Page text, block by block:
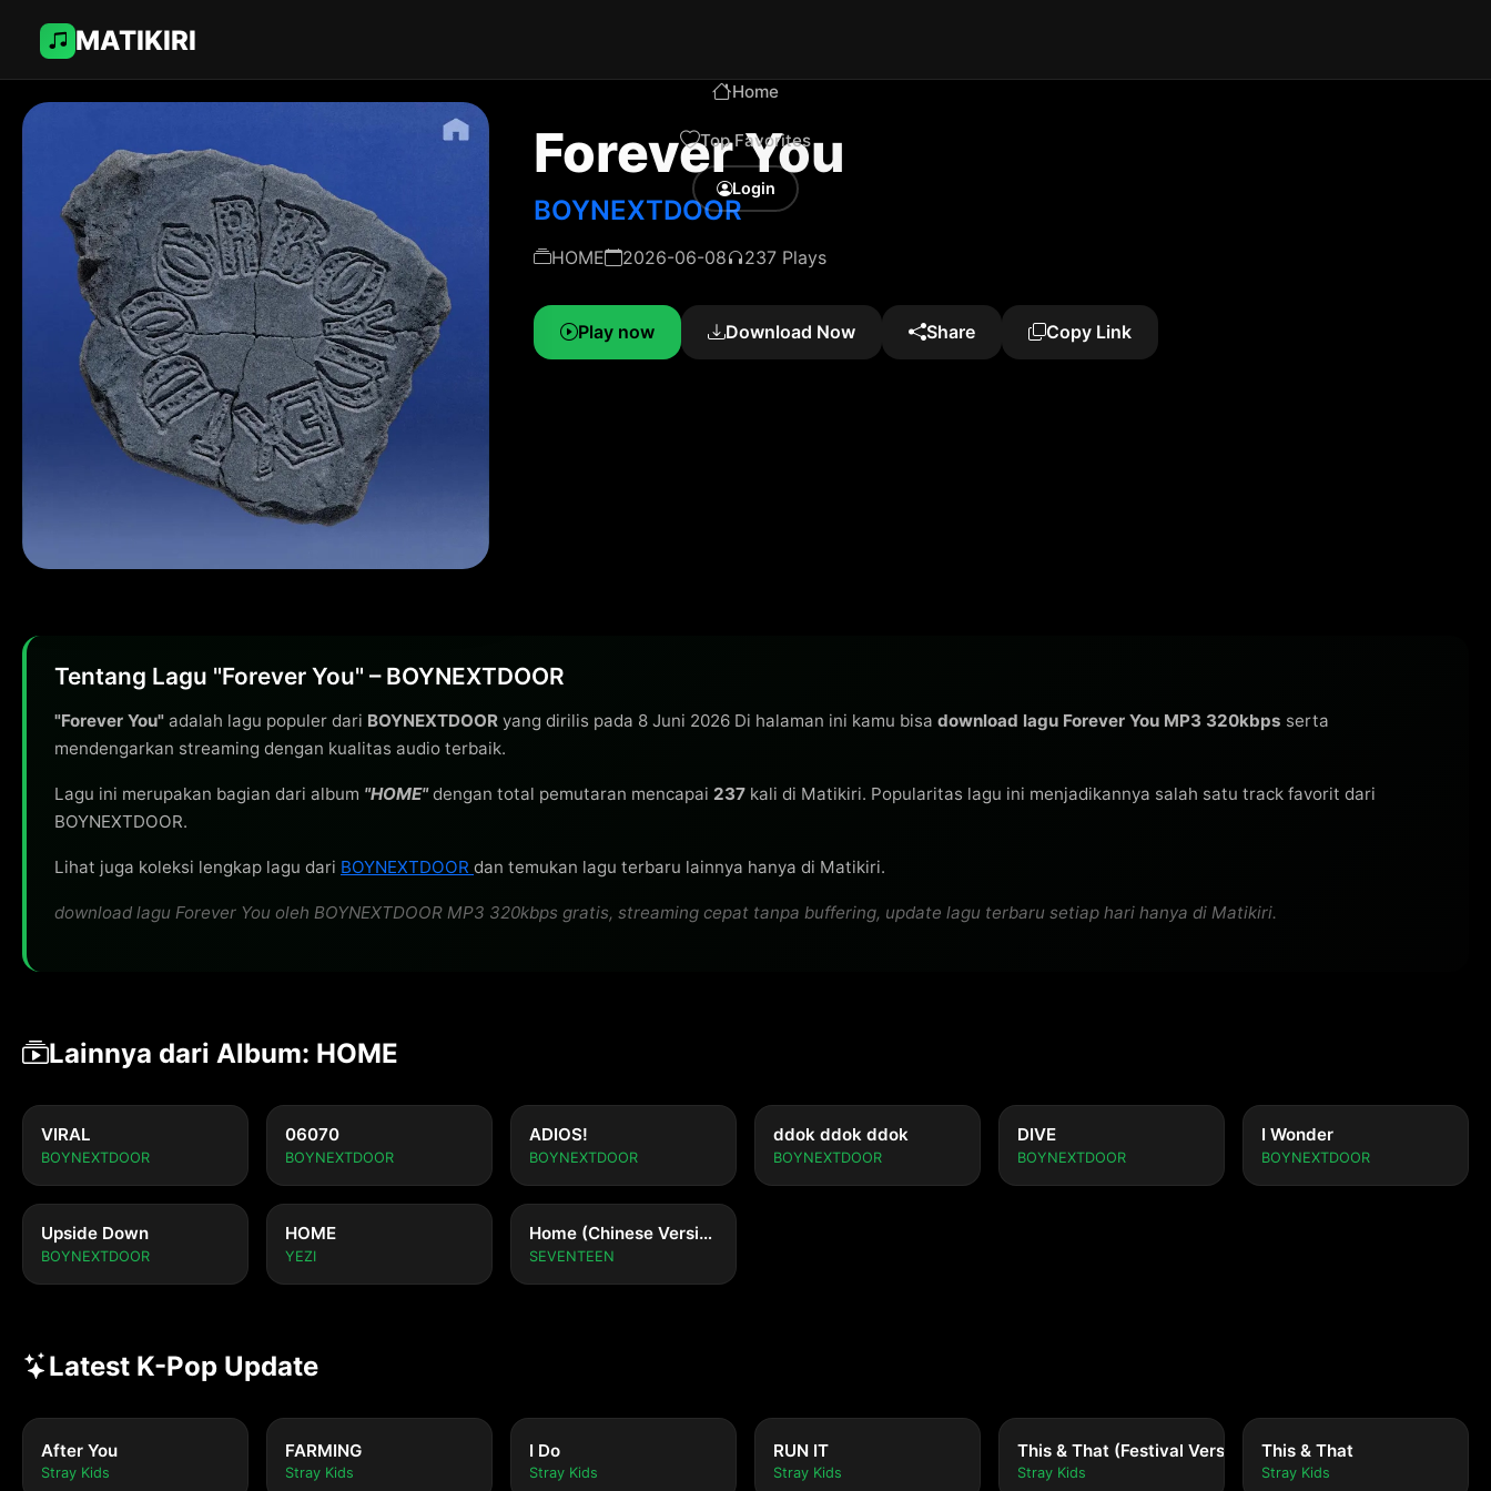
MATIKIRI
Home
Top Favorites
Login
Forever You
BOYNEXTDOOR
HOME 2026-06-08 237 Plays
Play now Download Now Share Copy Link
Tentang Lagu "Forever You" – BOYNEXTDOOR
"Forever You" adalah lagu populer dari BOYNEXTDOOR yang dirilis pada 8 Juni 2026 Di halaman ini kamu bisa download lagu Forever You MP3 320kbps serta
mendengarkan streaming dengan kualitas audio terbaik.
Lagu ini merupakan bagian dari album "HOME"dengan total pemutaran mencapai 237 kali di Matikiri. Popularitas lagu ini menjadikannya salah satu track favorit dari
BOYNEXTDOOR.
Lihat juga koleksi lengkap lagu dari BOYNEXTDOOR dan temukan lagu terbaru lainnya hanya di Matikiri.
download lagu Forever You oleh BOYNEXTDOOR MP3 320kbps gratis, streaming cepat tanpa buffering, update lagu terbaru setiap hari hanya di Matikiri.
Lainnya dari Album: HOME
VIRAL
BOYNEXTDOOR
06070
BOYNEXTDOOR
ADIOS!
BOYNEXTDOOR
ddok ddok ddok
BOYNEXTDOOR
DIVE
BOYNEXTDOOR
I Wonder
BOYNEXTDOOR
Upside Down
BOYNEXTDOOR
HOME
YEZI
Home (Chinese Version)
SEVENTEEN
Latest K-Pop Update
After You
Stray Kids
FARMING
Stray Kids
I Do
Stray Kids
RUN IT
Stray Kids
This & That (Festival Version)
Stray Kids
This & That
Stray Kids